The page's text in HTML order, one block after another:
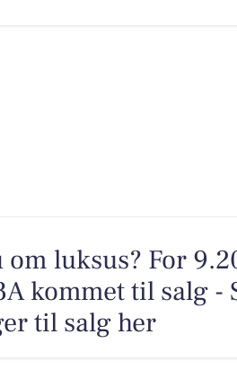
om luksus? For
kommet til salg -
til salg her